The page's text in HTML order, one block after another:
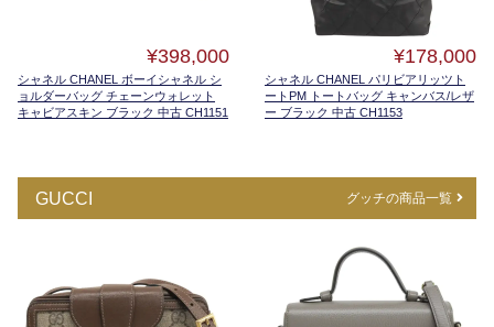
¥398,000
シャネル CHANEL ボーイシャネル シ
ョルダーバッグ チェーンウォレット
キャビアスキン ブラック 中古 CH1151
¥178,000
シャネル CHANEL パリビアリッツト
ートPM トートバッグ キャンバス/レザ
ー ブラック 中古 CH1153
GUCCI グッチの商品一覧